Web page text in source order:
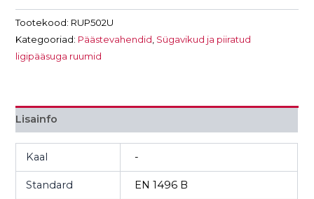
Tootekood: RUP502U
Kategooriad: Päästevahendid, Sügavikud ja piiratud
ligipääsuga ruumid
Lisainfo
Kaal -
Standard EN 1496 B